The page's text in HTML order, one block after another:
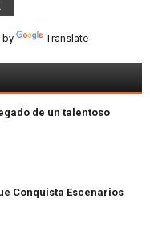
by Translate
de un talentoso
Conquista Escenarios